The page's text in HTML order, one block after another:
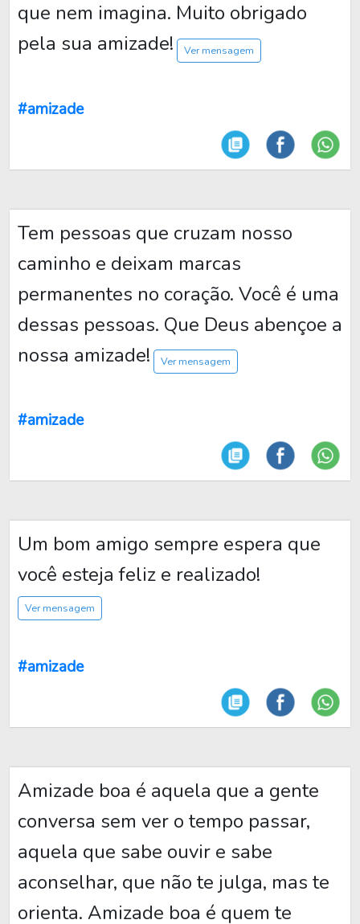
que nem imagina. Muito obrigado
pela sua amizade!
Ver mensagem
#amizade
Tem pessoas que cruzam nosso
caminho e deixam marcas
permanentes no coração. Você é uma
dessas pessoas. Que Deus abençoe a
nossa amizade!
Ver mensagem
#amizade
Um bom amigo sempre espera que
você esteja feliz e realizado!
Ver mensagem
#amizade
Amizade boa é aquela que a gente
conversa sem ver o tempo passar,
aquela que sabe ouvir e sabe
aconselhar, que não te julga, mas te
orienta. Amizade boa é quem te